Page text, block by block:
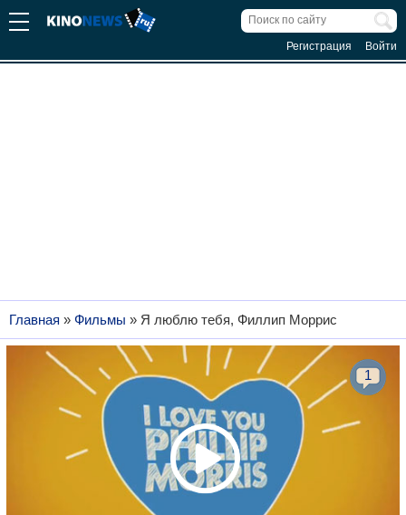
Регистрация Войти
Главная » Фильмы » Я люблю тебя, Филлип Моррис
1